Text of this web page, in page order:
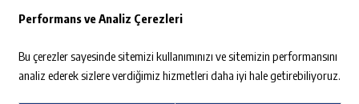
Performans ve Analiz Çerezleri
Bu çerezler sayesinde sitemizi kullanımınızı ve sitemizin performansını
analiz ederek sizlere verdiğimiz hizmetleri daha iyi hale getirebiliyoruz.